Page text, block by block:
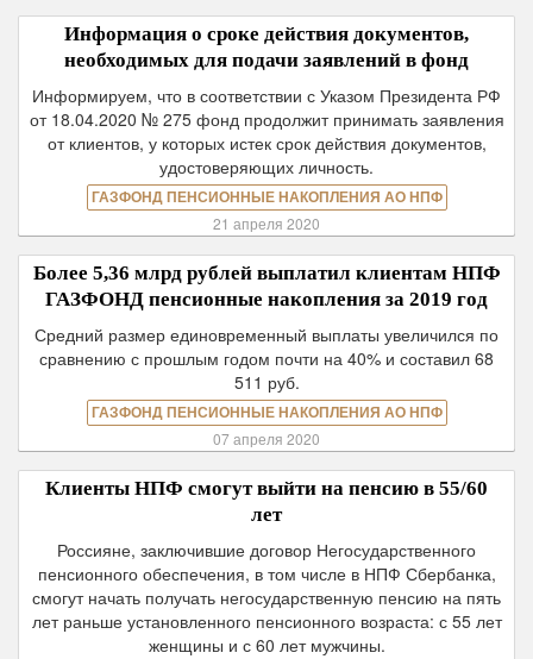
Информация о сроке действия документов,
необходимых для подачи заявлений в фонд
Информируем, что в соответствии с Указом Президента РФ
от 18.04.2020 № 275 фонд продолжит принимать заявления
от клиентов, у которых истек срок действия документов,
удостоверяющих личность.
ГАЗФОНД ПЕНСИОННЫЕ НАКОПЛЕНИЯ АО НПФ
21 апреля 2020
Более 5,36 млрд рублей выплатил клиентам НПФ
ГАЗФОНД пенсионные накопления за 2019 год
Средний размер единовременный выплаты увеличился по
сравнению с прошлым годом почти на 40% и составил 68
511 руб.
ГАЗФОНД ПЕНСИОННЫЕ НАКОПЛЕНИЯ АО НПФ
07 апреля 2020
Клиенты НПФ смогут выйти на пенсию в 55/60
лет
Россияне, заключившие договор Негосударственного
пенсионного обеспечения, в том числе в НПФ Сбербанка,
смогут начать получать негосударственную пенсию на пять
лет раньше установленного пенсионного возраста: с 55 лет
женщины и с 60 лет мужчины.